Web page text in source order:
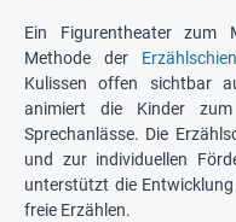
Ein Figurentheater zum
Methode der
Kulissen offen sichtbar
animiert die Kinder
Sprechanlässe. Die
und zur individuellen
unterstützt die
freie Erzählen.